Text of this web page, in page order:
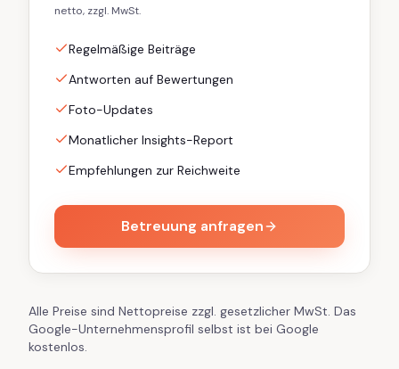
netto, zzgl. MwSt.
Regelmäßige Beiträge
Antworten auf Bewertungen
Foto-Updates
Monatlicher Insights-Report
Empfehlungen zur Reichweite
Betreuung anfragen
Alle Preise sind Netto­preise zzgl. gesetzlicher MwSt. Das
Google-Unternehmensprofil selbst ist bei Google
kostenlos.